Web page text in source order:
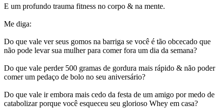
E um profundo trauma fitness no corpo & na mente.
Me diga:
Do que vale ver seus gomos na barriga se você é tão obcecado que
não pode levar sua mulher para comer fora um dia da semana?
Do que vale perder 500 gramas de gordura mais rápido & não poder
comer um pedaço de bolo no seu aniversário?
Do que vale ir embora mais cedo da festa de um amigo por medo de
catabolizar porque você esqueceu seu glorioso Whey em casa?